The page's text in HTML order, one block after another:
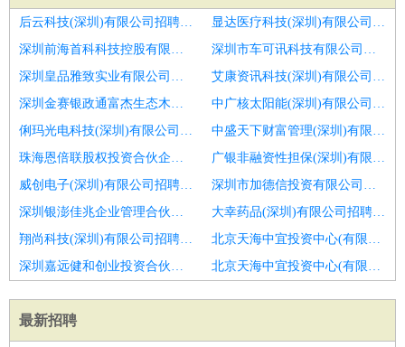
后云科技(深圳)有限公司招聘西医医师
显达医疗科技(深圳)有限公司招聘口腔医生,正畸医生,实习
深圳前海首科科技控股有限公司招聘正畸医生
深圳市车可讯科技有限公司招聘全科医生
深圳皇品雅致实业有限公司招聘上瓷师傅
艾康资讯科技(深圳)有限公司招聘口腔医生
深圳金赛银政通富杰生态木业投资基金企业(有限合伙)招聘中医师
中广核太阳能(深圳)有限公司招聘口腔销售
俐玛光电科技(深圳)有限公司招聘执业眼科医生
中盛天下财富管理(深圳)有限公司招聘外科医生
珠海恩倍联股权投资合伙企业(有限合伙)招聘口腔助理医生
广银非融资性担保(深圳)有限公司招聘骨科医生
威创电子(深圳)有限公司招聘心胸外科医生
深圳市加德信投资有限公司招聘内科医生
深圳银澎佳兆企业管理合伙企业(有限合伙)招聘皮肤科医生
大幸药品(深圳)有限公司招聘口腔执业医师
翔尚科技(深圳)有限公司招聘口腔执业医生
北京天海中宜投资中心(有限合伙)招聘口腔医生
深圳嘉远健和创业投资合伙企业(有限合伙)招聘口腔医生
北京天海中宜投资中心(有限合伙)招聘麻醉科医生
最新招聘